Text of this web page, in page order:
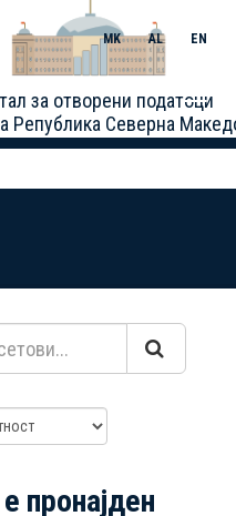
за отворени податоци
Република Северна
MK AL EN
Toggle
пронајден